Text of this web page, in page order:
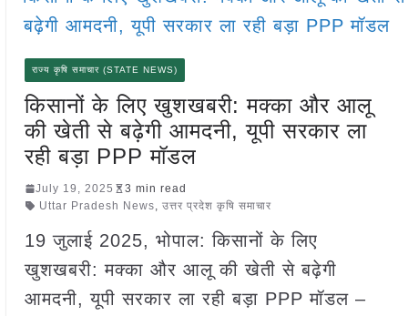
राज्य कृषि समाचार (STATE NEWS)
किसानों के लिए खुशखबरी: मक्का और आलू
की खेती से बढ़ेगी आमदनी, यूपी सरकार ला
रही बड़ा PPP मॉडल
July 19, 2025
3 min read
Uttar Pradesh News, उत्तर प्रदेश कृषि समाचार
19 जुलाई 2025, भोपाल: किसानों के लिए
खुशखबरी: मक्का और आलू की खेती से बढ़ेगी
आमदनी, यूपी सरकार ला रही बड़ा PPP मॉडल –